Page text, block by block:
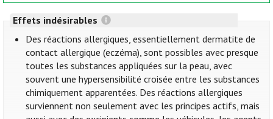
Effets indésirables
Des réactions allergiques, essentiellement dermatite de
contact allergique (eczéma), sont possibles avec presque
toutes les substances appliquées sur la peau, avec
souvent une hypersensibilité croisée entre les substances
chimiquement apparentées. Des réactions allergiques
surviennent non seulement avec les principes actifs, mais